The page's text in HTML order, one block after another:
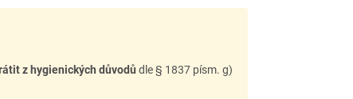
z hygienických důvodů dle § 1837 písm. g)